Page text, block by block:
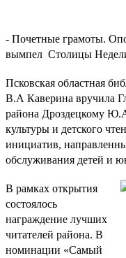
- Почетные грамоты.
вымпел Столицы
Псковская областная
В.А Каверина вручила
района Дроздецкому
культуры и детского
инициатив,
обслуживания детей и
В рамках открытия
состоялось
награждение лучших
читателей района. В
номинации «Самый